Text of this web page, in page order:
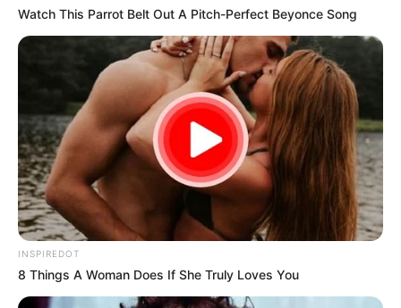
Watch This Parrot Belt Out A Pitch-Perfect Beyonce Song
INSPIREDOT
8 Things A Woman Does If She Truly Loves You